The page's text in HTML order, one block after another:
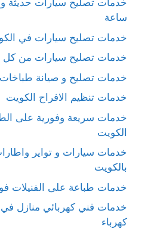
ساعة
خدمات تصليح سيارات في
خدمات تصليح سيارات من كل
خدمات تصليح و صيانة
خدمات تنظيم الافراح الكويت
خدمات سريعة وفورية على
الكويت
خدمات سيارات و تواير
بالكويت
خدمات طباعة على الفنيلات
خدمات فني كهربائي منازل
كهرباء